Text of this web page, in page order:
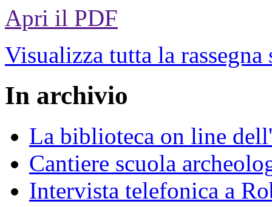
Apri il PDF
Visualizza tutta la rassegna
In archivio
La biblioteca on line
Cantiere scuola
Intervista telefonica a